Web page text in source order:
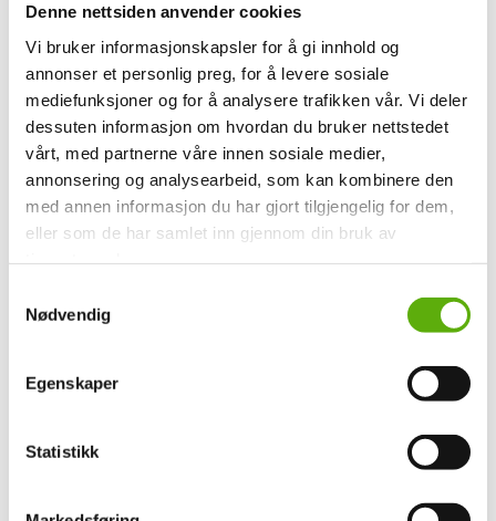
Denne nettsiden anvender cookies
Vi bruker informasjonskapsler for å gi innhold og
annonser et personlig preg, for å levere sosiale
mediefunksjoner og for å analysere trafikken vår. Vi deler
dessuten informasjon om hvordan du bruker nettstedet
vårt, med partnerne våre innen sosiale medier,
annonsering og analysearbeid, som kan kombinere den
med annen informasjon du har gjort tilgjengelig for dem,
eller som de har samlet inn gjennom din bruk av
Nødvendig
Egenskaper
Statistikk
Adgangskontroll
Adgangskontrollsystemer hjelper deg holde bygget ditt
sikkert fra uvedkommende, samtidig holder du kontroll
på hvem som kommer og går.
Et elektronisk adgangskontrollsystem bør være fleksibelt
og dynamisk. Systemet bør også være brukervennlig
samtidig som autoriserte personer får rask adgang. Det
kan være fornuftig å kombinere adgangskontrollsystem
det sammen med deg.
inngående produktkunnskap og flerfaglig kompetanse.